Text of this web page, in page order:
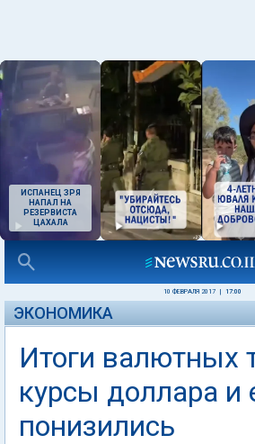
ИСПАНЕЦ ЗРЯ
НАПАЛ НА
РЕЗЕРВИСТА
ЦАХАЛА
10 ФЕВРАЛЯ 2017 17:00
ЭКОНОМИКА
Итоги валютных
курсы доллара и
понизились